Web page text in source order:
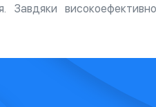
Завдяки